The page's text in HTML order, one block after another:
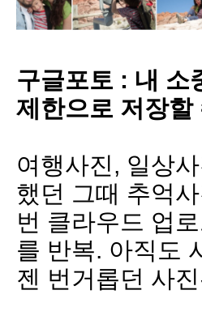
구글포토 : 내 소
제한으로 저장할
여행사진, 일상
했던 그때 추억
번 클라우드 업
를 반복. 아직도
젠 번거롭던 사